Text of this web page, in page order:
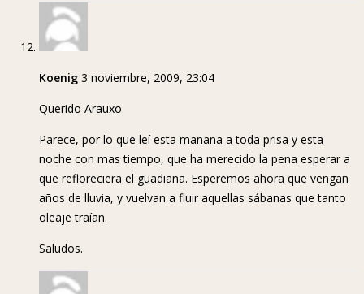
Koenig 3 noviembre, 2009, 23:04
Querido Arauxo.
Parece, por lo que leí esta mañana a toda prisa y esta
noche con mas tiempo, que ha merecido la pena esperar a
que refloreciera el guadiana. Esperemos ahora que vengan
años de lluvia, y vuelvan a fluir aquellas sábanas que tanto
oleaje traían.
Saludos.